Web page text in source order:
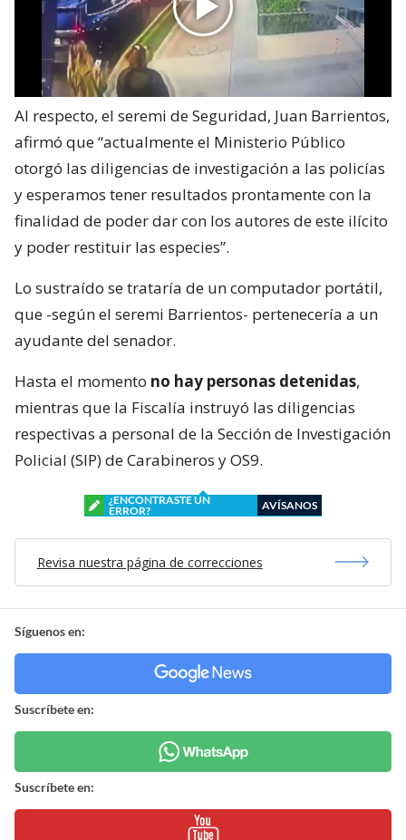
Al respecto, el seremi de Seguridad, Juan Barrientos,
afirmó que “actualmente el Ministerio Público
otorgó las diligencias de investigación a las policías
y esperamos tener resultados prontamente con la
finalidad de poder dar con los autores de este ilícito
y poder restituir las especies”.
Lo sustraído se trataría de un computador portátil,
que -según el seremi Barrientos- pertenecería a un
ayudante del senador.
Hasta el momento no hay personas detenidas,
mientras que la Fiscalía instruyó las diligencias
respectivas a personal de la Sección de Investigación
Policial (SIP) de Carabineros y OS9.
¿ENCONTRASTE UN
ERROR?
AVÍSANOS
Revisa nuestra página de correcciones
Síguenos en:
Suscríbete en:
Suscríbete en: